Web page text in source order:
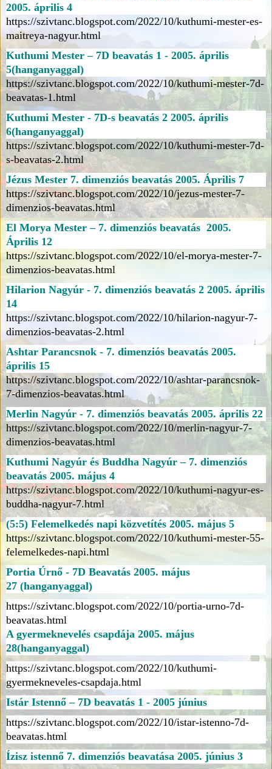
2005. április 4
https://szivtanc.blogspot.com/2022/10/kuthumi-mester-es-
maitreya-nagyur.html
Kuthumi Mester – 7D beavatás 1 - 2005. április
5(hanganyaggal)
https://szivtanc.blogspot.com/2022/10/kuthumi-mester-7d-
beavatas-1.html
Kuthumi Mester - 7D-s beavatás 2 2005. április
6(hanganyaggal)
https://szivtanc.blogspot.com/2022/10/kuthumi-mester-7d-
s-beavatas-2.html
Jézus Mester 7. dimenziós beavatás 2005. Április 7
https://szivtanc.blogspot.com/2022/10/jezus-mester-7-
dimenzios-beavatas.html
El Morya Mester – 7. dimenziós beavatás 2005.
Április 12
https://szivtanc.blogspot.com/2022/10/el-morya-mester-7-
dimenzios-beavatas.html
Hilarion Nagyúr - 7. dimenziós beavatás 2 2005. április
14
https://szivtanc.blogspot.com/2022/10/hilarion-nagyur-7-
dimenzios-beavatas-2.html
Ashtar Parancsnok - 7. dimenziós beavatás 2005.
április 15
https://szivtanc.blogspot.com/2022/10/ashtar-parancsnok-
7-dimenzios-beavatas.html
Merlin Nagyúr - 7. dimenziós beavatás 2005. április 22
https://szivtanc.blogspot.com/2022/10/merlin-nagyur-7-
dimenzios-beavatas.html
Kuthumi Nagyúr és Buddha Nagyúr – 7. dimenziós
beavatás 2005. május 4
https://szivtanc.blogspot.com/2022/10/kuthumi-nagyur-es-
buddha-nagyur-7.html
(5:5) Felemelkedés napi közvetítés 2005. május 5
https://szivtanc.blogspot.com/2022/10/kuthumi-mester-55-
felemelkedes-napi.html
Portia Úrnő - 7D Beavatás 2005. május
27 (hanganyaggal)
https://szivtanc.blogspot.com/2022/10/portia-urno-7d-
beavatas.html
A gyermeknevelés csapdája 2005. május
28(hanganyaggal)
https://szivtanc.blogspot.com/2022/10/kuthumi-
gyermekneveles-csapdaja.html
Istár Istennő – 7D beavatás 1 - 2005 június
https://szivtanc.blogspot.com/2022/10/istar-istenno-7d-
beavatas.html
Ízisz istennő 7. dimenziós beavatása 2005. június 3